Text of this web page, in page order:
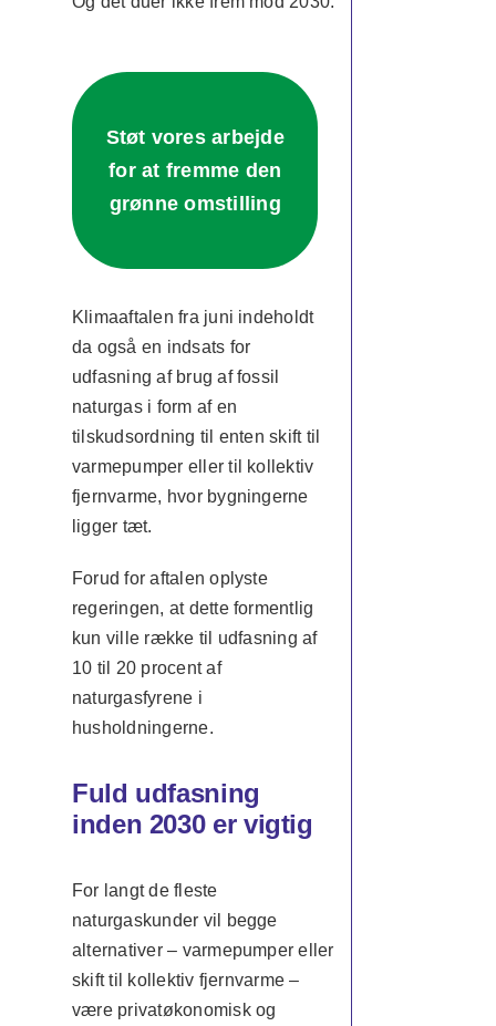
Støt vores arbejde
for at fremme den
grønne omstilling
Klimaaftalen fra juni indeholdt
da også en indsats for
udfasning af brug af fossil
naturgas i form af en
tilskudsordning til enten skift til
varmepumper eller til kollektiv
fjernvarme, hvor bygningerne
ligger tæt.
Forud for aftalen oplyste
regeringen, at dette formentlig
kun ville række til udfasning af
10 til 20 procent af
naturgasfyrene i
husholdningerne.
Fuld udfasning
inden 2030 er vigtig
For langt de fleste
naturgaskunder vil begge
alternativer – varmepumper eller
skift til kollektiv fjernvarme –
være privatøkonomisk og